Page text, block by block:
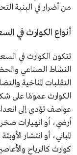
من أضرار في البنية
أنواع الكوارث في
تتكون الكوارث في
النشاط الصناعي
التقلبات المناخية
الكوارث عمومًا على
عواصف تؤدي إلى
أرضي، أو انهيارات
المباني، أو انتشار
كوارث كالرياح